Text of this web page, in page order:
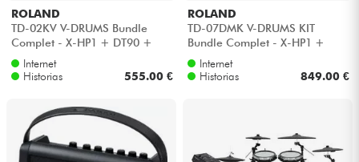
ROLAND
TD-02KV V-DRUMS Bundle
Complet - X-HP1 + DT90 +
VIC5AInternet
Historias
555.00 €
ROLAND
TD-07DMK V-DRUMS KIT
Bundle Complet - X-HP1 +
DT90 + VIC5A + HP30
Internet
Historias
849.00 €